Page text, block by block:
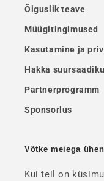
Õiguslik teave
Müügitingimused
Kasutamine ja
Hakka
Partnerprogramm
Sponsorlus
Võtke meiega
Kui teil on